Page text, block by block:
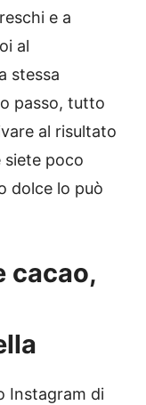
e a
al
stessa
passo, tutto
al risultato
siete poco
dolce lo può
cacao,
Instagram di